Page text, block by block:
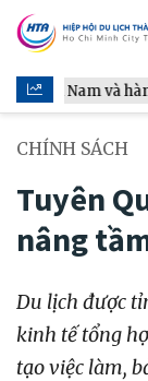
và hành trình
CHÍNH SÁCH
Tuyên
nâng
Du lịch được
kinh tế tổng
tạo việc làm,